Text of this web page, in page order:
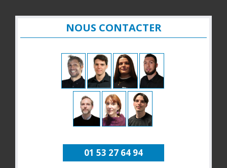
NOUS CONTACTER
01 53 27 64 94